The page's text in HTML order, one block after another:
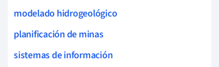
modelado hidrogeológico
planificación de minas
sistemas de información